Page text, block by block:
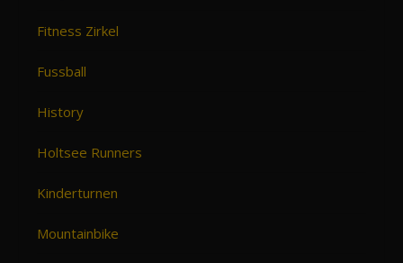
Fitness Zirkel
Fussball
History
Holtsee Runners
Kinderturnen
Mountainbike